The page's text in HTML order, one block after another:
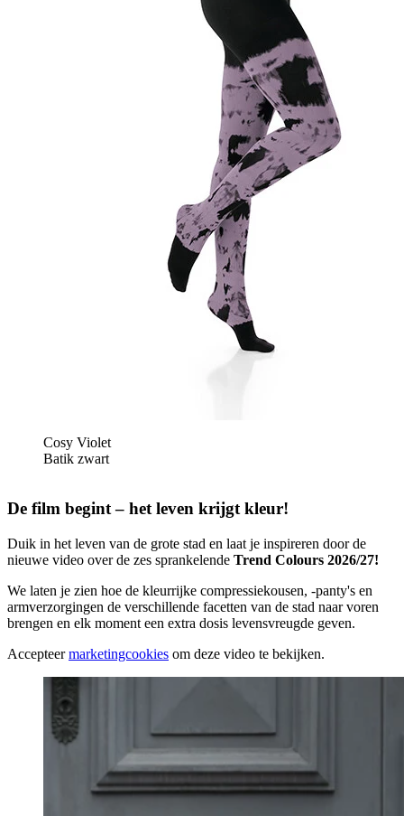
Cosy Violet
Batik zwart
De film begint – het leven krijgt kleur!
Duik in het leven van de grote stad en laat je inspireren door de
nieuwe video over de zes sprankelende Trend Colours 2026/27!
We laten je zien hoe de kleurrijke compressiekousen, -panty's en
armverzorgingen de verschillende facetten van de stad naar voren
brengen en elk moment een extra dosis levensvreugde geven.
Accepteermarketingcookies om deze video te bekijken.